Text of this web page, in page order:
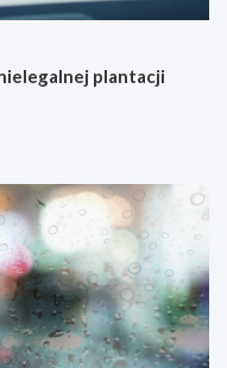
plantacji